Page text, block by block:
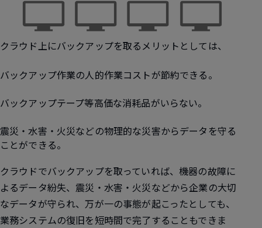
クラウド上にバックアップを取るメリットとしては、
バックアップ作業の人的作業コストが節約できる。
バックアップテープ等高価な消耗品がいらない。
震災・水害・火災などの物理的な災害からデータを守る
ことができる。
クラウドでバックアップを取っていれば、機器の故障に
よるデータ紛失、震災・水害・火災などから企業の大切
なデータが守られ、万が一の事態が起こったとしても、
業務システムの復旧を短時間で完了することもできま